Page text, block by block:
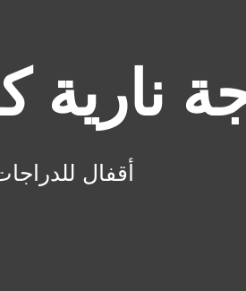
نارية
أقفال